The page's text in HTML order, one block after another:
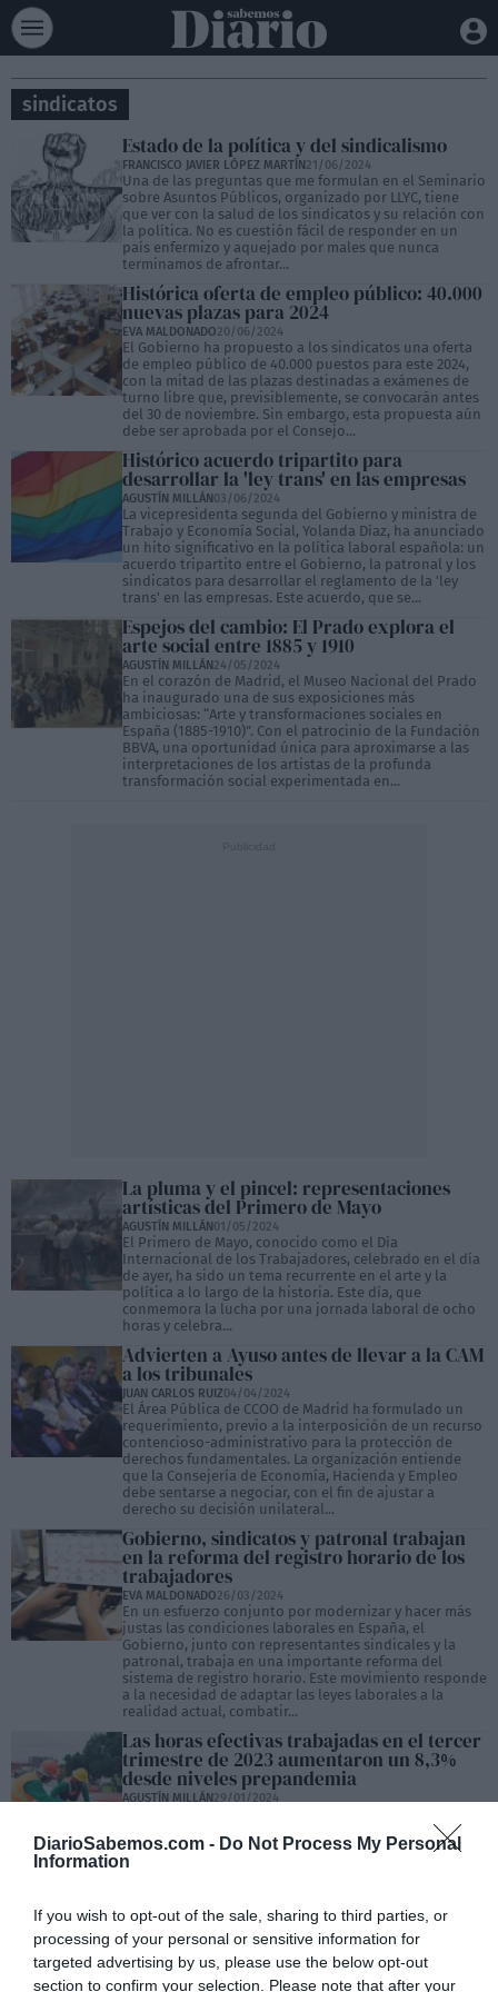
DiarioSabemos.com - Do Not Process My Personal
Information
If you wish to opt-out of the sale, sharing to third parties, or
processing of your personal or sensitive information for
targeted advertising by us, please use the below opt-out
section to confirm your selection. Please note that after your
sindicatos
Estado de la política y del sindicalismo
FRANCISCO JAVIER LÓPEZ MARTÍN21/06/2024
Una de las preguntas que me formulan en el Seminario
sobre Asuntos Públicos, organizado por LLYC, tiene
que ver con la salud de los sindicatos y su relación con
la política. No es cuestión fácil de responder en un
país enfermizo y aquejado por males que nunca
terminamos de afrontar...
Histórica oferta de empleo público: 40.000
nuevas plazas para 2024
EVA MALDONADO20/06/2024
El Gobierno ha propuesto a los sindicatos una oferta
de empleo público de 40.000 puestos para este 2024,
con la mitad de las plazas destinadas a exámenes de
turno libre que, previsiblemente, se convocarán antes
del 30 de noviembre. Sin embargo, esta propuesta aún
debe ser aprobada por el Consejo...
Histórico acuerdo tripartito para
desarrollar la 'ley trans' en las empresas
AGUSTÍN MILLÁN03/06/2024
La vicepresidenta segunda del Gobierno y ministra de
Trabajo y Economía Social, Yolanda Díaz, ha anunciado
un hito significativo en la política laboral española: un
acuerdo tripartito entre el Gobierno, la patronal y los
sindicatos para desarrollar el reglamento de la 'ley
trans' en las empresas. Este acuerdo, que se...
Espejos del cambio: El Prado explora el
arte social entre 1885 y 1910
AGUSTÍN MILLÁN24/05/2024
En el corazón de Madrid, el Museo Nacional del Prado
ha inaugurado una de sus exposiciones más
ambiciosas: “Arte y transformaciones sociales en
España (1885-1910)”. Con el patrocinio de la Fundación
BBVA, una oportunidad única para aproximarse a las
interpretaciones de los artistas de la profunda
transformación social experimentada en...
La pluma y el pincel: representaciones
artísticas del Primero de Mayo
AGUSTÍN MILLÁN01/05/2024
El Primero de Mayo, conocido como el Día
Internacional de los Trabajadores, celebrado en el día
de ayer, ha sido un tema recurrente en el arte y la
política a lo largo de la historia. Este día, que
conmemora la lucha por una jornada laboral de ocho
horas y celebra...
Advierten a Ayuso antes de llevar a la CAM
a los tribunales
JUAN CARLOS RUIZ04/04/2024
El Área Pública de CCOO de Madrid ha formulado un
requerimiento, previo a la interposición de un recurso
contencioso-administrativo para la protección de
derechos fundamentales. La organización entiende
que la Consejería de Economía, Hacienda y Empleo
debe sentarse a negociar, con el fin de ajustar a
derecho su decisión unilateral...
Gobierno, sindicatos y patronal trabajan
en la reforma del registro horario de los
trabajadores
EVA MALDONADO26/03/2024
En un esfuerzo conjunto por modernizar y hacer más
justas las condiciones laborales en España, el
Gobierno, junto con representantes sindicales y la
patronal, trabaja en una importante reforma del
sistema de registro horario. Este movimiento responde
a la necesidad de adaptar las leyes laborales a la
realidad actual, combatir...
Las horas efectivas trabajadas en el tercer
trimestre de 2023 aumentaron un 8,3%
desde niveles prepandemia
AGUSTÍN MILLÁN29/01/2024
estadística de horas efectivas trabajadas y horas
cotizadas. Está calculada a partir de los datos de las
la serie en enero de...